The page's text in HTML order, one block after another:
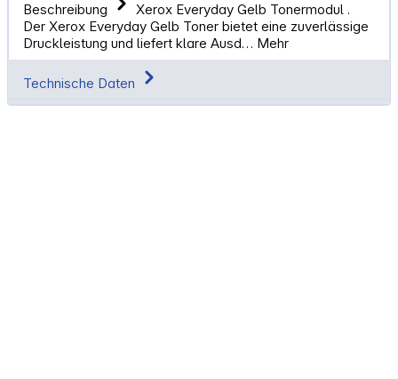
Beschreibung
Xerox Everyday Gelb Tonermodul .
Der Xerox Everyday Gelb Toner bietet eine zuverlässige
Druckleistung und liefert klare Ausd… Mehr
Technische Daten